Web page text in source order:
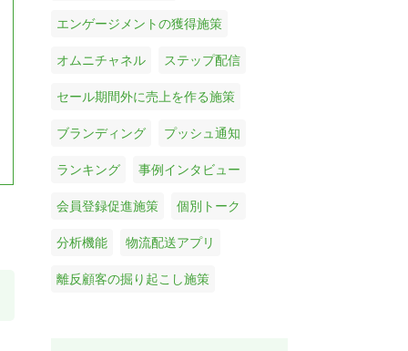
エンゲージメントの獲得施策
オムニチャネル ステップ配信
セール期間外に売上を作る施策
ブランディング プッシュ通知
ランキング 事例インタビュー
会員登録促進施策 個別トーク
分析機能 物流配送アプリ
離反顧客の掘り起こし施策